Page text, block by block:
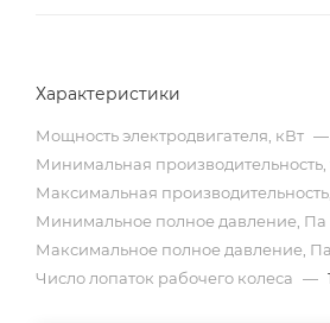
Характеристики
Мощность электродвигателя, кВт —
Минимальная производительность,
Максимальная
Минимальное полное давление, Па
Максимальное полное давление, Па
Число лопаток рабочего колеса —